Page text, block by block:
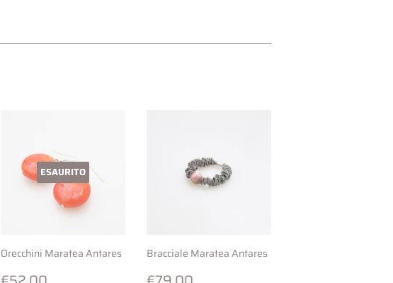
ESAURITO
Orecchini Maratea Antares Bracciale Maratea Antares